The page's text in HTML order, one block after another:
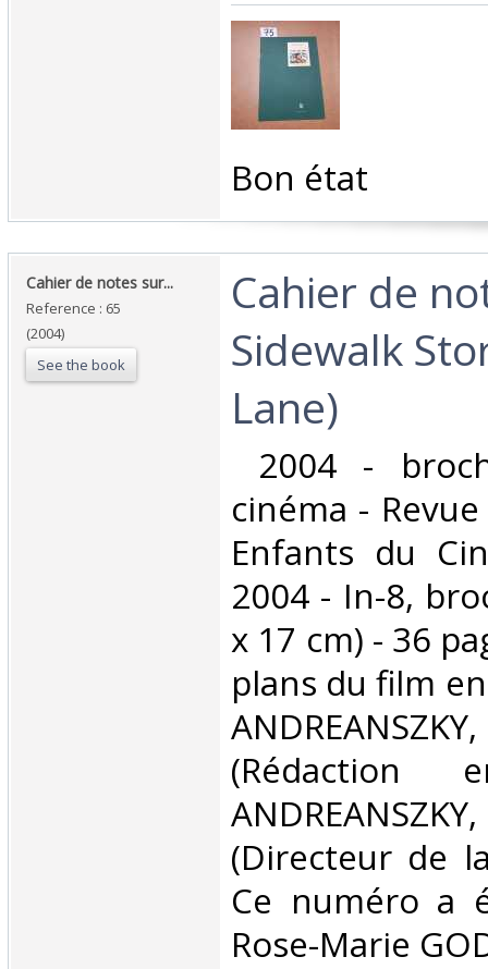
‎Bon état ‎
‎Cahier de notes sur... ‎
Reference : 65
(2004)
See the book
‎Cahier de
Sidewalk
Lane)‎
2004 -
cinéma -
Enfants du
2004 - In-8,
x 17 cm) - 36
plans du film
(Directeur de
Ce numéro a
Rose-Marie